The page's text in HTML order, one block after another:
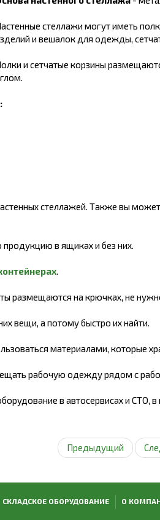
стеллажи могут иметь
и вешалок для одежды,
и сетчатые корзины
стеллажей. Также вы
в ящиках и без них.
размещаются на крючках, не
вещи, а потому быстро их найти.
материалами, которые
рабочую одежду рядом с
в автосервисах и СТО,
Предыдущий
СКЛАДСКОЕ ОБОРУДОВАНИЕ О